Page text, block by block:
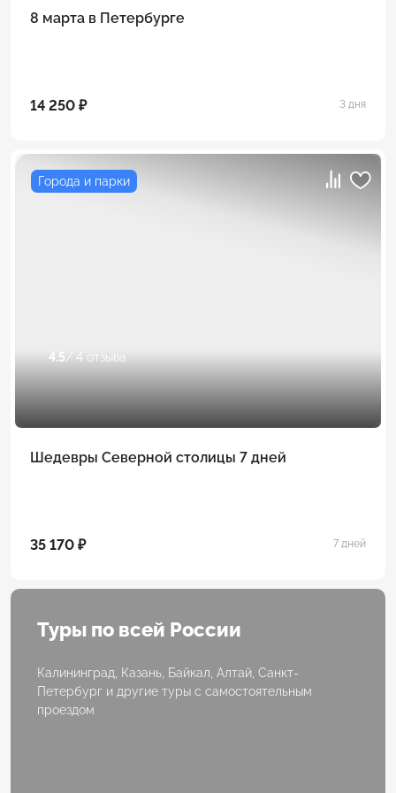
8 марта в Петербурге
14 250 ₽ 3 дня
Города и парки
4.5/ 4 отзыва
Шедевры Северной столицы 7 дней
35 170 ₽ 7 дней
Туры по всей России
Калининград, Казань, Байкал, Алтай, Санкт-
Петербург и другие туры с самостоятельным
проездом